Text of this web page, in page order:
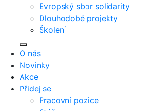
Evropský sbor solidarity
Dlouhodobé projekty
Školení
O nás
Novinky
Akce
Přidej se
Pracovní pozice